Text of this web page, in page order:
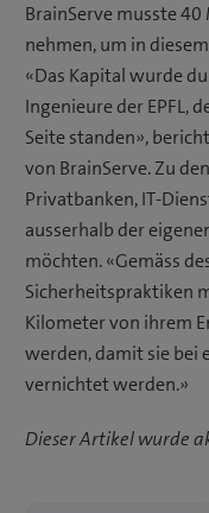
BrainServe musste
nehmen, um in
«Das Kapital wurde
Ingenieure der EPFL,
Seite standen»,
von BrainServe. Zu
Privatbanken, IT-
ausserhalb der
möchten. «Gemäss
Sicherheitspraktiken
Kilometer von ihrem
werden, damit sie bei
vernichtet werden.»
Dieser Artikel wurde